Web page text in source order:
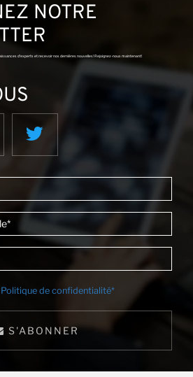
NOTRE
d'experts et recevoir nos dernières nouvelles! Rejoignez-nous maintenant!
Politique de confidentialité*
S'ABONNER